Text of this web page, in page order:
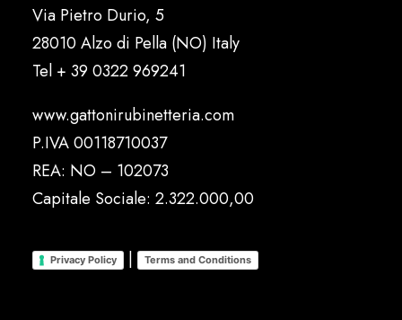
Via Pietro Durio, 5
28010 Alzo di Pella (NO) Italy
Tel + 39 0322 969241
www.gattonirubinetteria.com
P.IVA 00118710037
REA: NO – 102073
Capitale Sociale: 2.322.000,00
Privacy Policy | Terms and Conditions